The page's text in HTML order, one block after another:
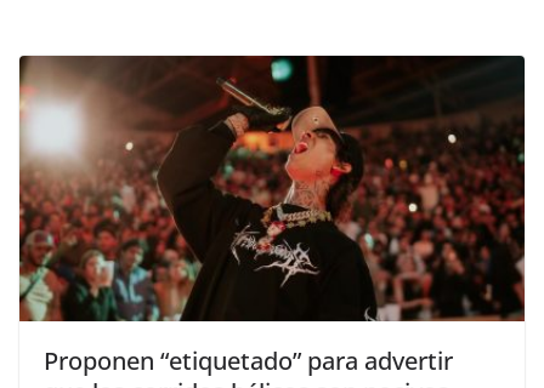
Proponen “etiquetado” para advertir